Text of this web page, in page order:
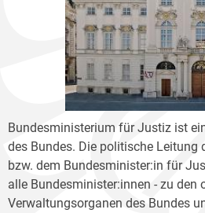
Bundesministerium für Justiz ist
des Bundes. Die politische Leitung
bzw. dem Bundesminister:in für
alle Bundesminister:innen - zu den
Verwaltungsorganen des Bundes